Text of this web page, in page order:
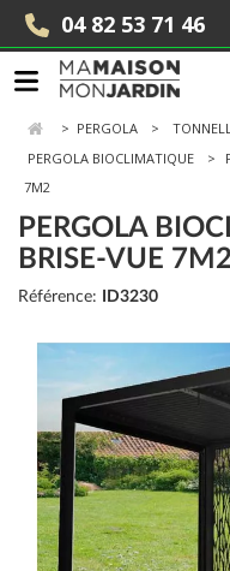
04 82 53 71 46
> PERGOLA
PERGOLA BIOCLIMATIQUE
7M2
PERGOLA
BRISE-VUE 7M2
Référence: ID3230